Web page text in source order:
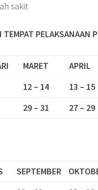
sakit
TEMPAT PELAKSANAAN
MARET APRIL
12 – 14 13 – 15
29 – 31 27 – 29
SEPTEMBER